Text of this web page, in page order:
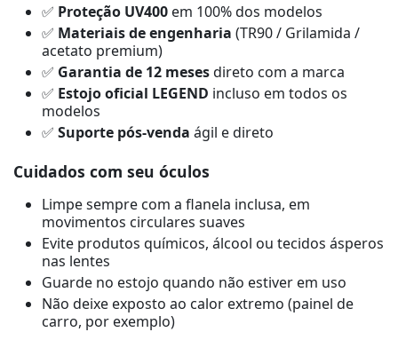
✅ Proteção UV400 em 100% dos modelos
✅ Materiais de engenharia (TR90 / Grilamida /
acetato premium)
✅ Garantia de 12 mesesdireto com a marca
✅ Estojo oficial LEGEND incluso em todos os
modelos
✅ Suporte pós-venda ágil e direto
Cuidados com seu óculos
Limpe sempre com a flanela inclusa, em
movimentos circulares suaves
Evite produtos químicos, álcool ou tecidos ásperos
nas lentes
Guarde no estojo quando não estiver em uso
Não deixe exposto ao calor extremo (painel de
carro, por exemplo)